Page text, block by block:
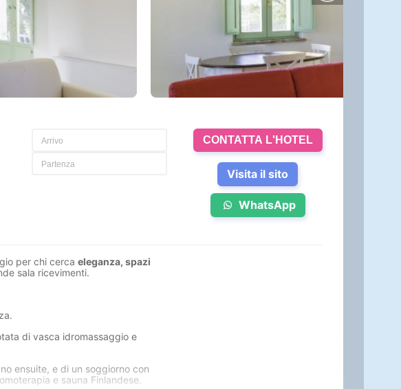
CONTATTA L'HOTEL
Visita il sito
WhatsApp
per chi cerca eleganza, spazi
sala ricevimenti.
di vasca idromassaggio e
ensuite, e di un soggiorno con
e sauna Finlandese.